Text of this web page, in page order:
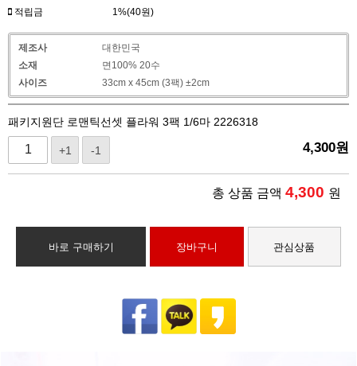
적립금 1%(40원)
제조사
대한민국
소재
면100% 20수
사이즈
33cm x 45cm (3팩) ±2cm
패키지원단 로맨틱선셋 플라워 3팩 1/6마 2226318
+1 -1 4,300원
총 상품 금액 4,300 원
바로 구매하기 장바구니 관심상품